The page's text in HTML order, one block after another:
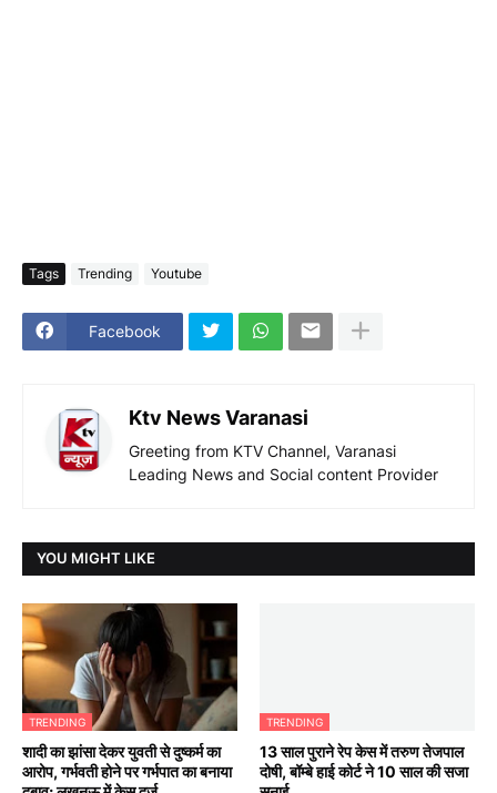
Tags Trending Youtube
Facebook
Ktv News Varanasi
Greeting from KTV Channel, Varanasi
Leading News and Social content Provider
YOU MIGHT LIKE
TRENDING
शादी का झांसा देकर युवती से दुष्कर्म का
आरोप, गर्भवती होने पर गर्भपात का बनाया
TRENDING
13 साल पुराने रेप केस में तरुण तेजपाल
दोषी, बॉम्बे हाई कोर्ट ने 10 साल की सजा